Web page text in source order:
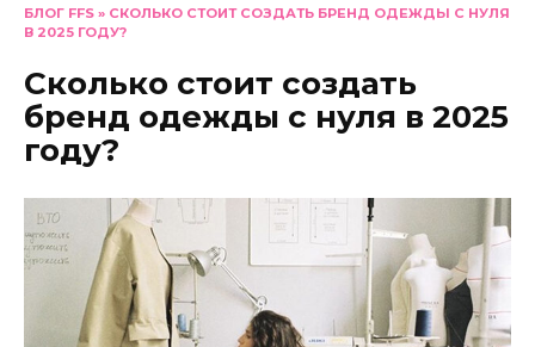
БЛОГ FFS » СКОЛЬКО СТОИТ СОЗДАТЬ БРЕНД ОДЕЖДЫ С НУЛЯ
В 2025 ГОДУ?
Сколько стоит создать
бренд одежды с нуля в 2025
году?